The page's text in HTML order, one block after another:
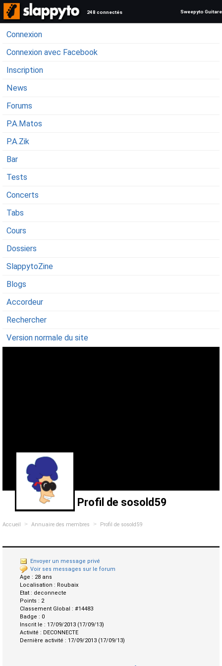
248 connectés Sweepyto Guitare
Connexion
Connexion avec Facebook
Inscription
News
Forums
P.A.Matos
P.A.Zik
Bar
Tests
Concerts
Tabs
Cours
Dossiers
SlappytoZine
Blogs
Accordeur
Rechercher
Version normale du site
Profil de sosold59
Accueil > Annuaire des membres > Profil de sosold59
Envoyer un message privé
Voir ses messages sur le forum
Age : 28 ans
Localisation : Roubaix
Etat : deconnecte
Points : 2
Classement Global : #14483
Badge : 0
Inscrit le : 17/09/2013 (17/09/13)
Activité : DECONNECTE
Dernière activité : 17/09/2013 (17/09/13)